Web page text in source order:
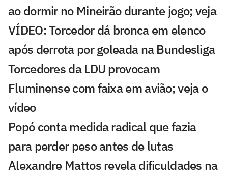
ao dormir no Mineirão durante jogo; veja
VÍDEO: Torcedor dá bronca em elenco
após derrota por goleada na Bundesliga
Torcedores da LDU provocam
Fluminense com faixa em avião; veja o
vídeo
Popó conta medida radical que fazia
para perder peso antes de lutas
Alexandre Mattos revela dificuldades na